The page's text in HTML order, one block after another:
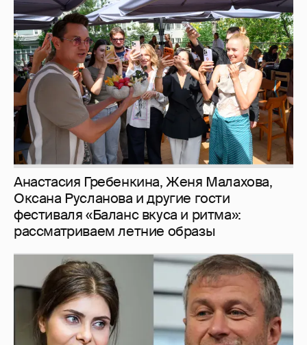
Анастасия Гребенкина, Женя Малахова,
Оксана Русланова и другие гости
фестиваля «Баланс вкуса и ритма»:
рассматриваем летние образы
И снова невеста 357